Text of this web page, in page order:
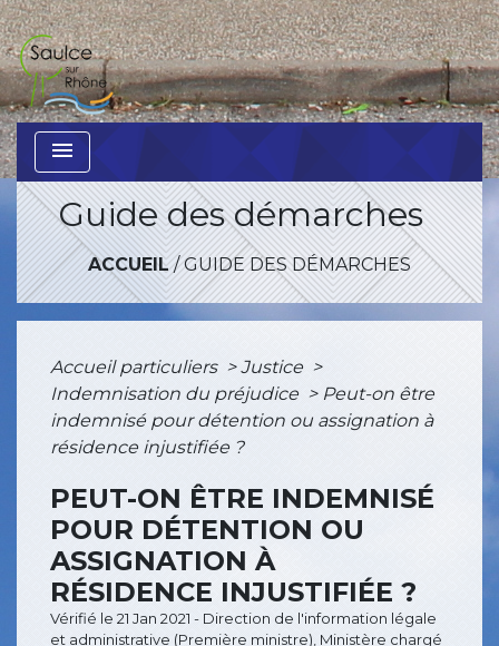
menu
Guide des démarches
ACCUEIL/GUIDE DES DÉMARCHES
Accueil particuliers > Justice >
Indemnisation du préjudice > Peut-on être
indemnisé pour détention ou assignation à
résidence injustifiée ?
PEUT-ON ÊTRE INDEMNISÉ
POUR DÉTENTION OU
ASSIGNATION À
RÉSIDENCE INJUSTIFIÉE ?
Vérifié le 21 Jan 2021 - Direction de l'information légale
et administrative (Première ministre), Ministère chargé